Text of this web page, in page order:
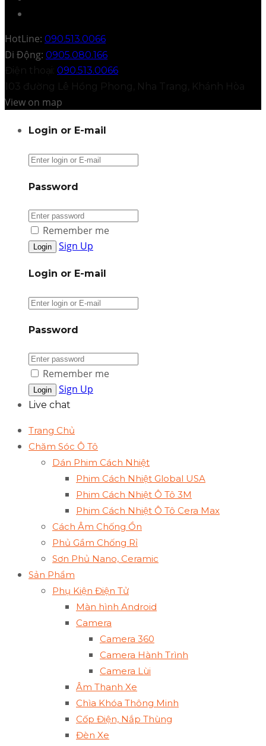
HotLine: 090.513.0066
Di Động: 0905.080.166
Điện thoại: 090.513.0066
103 đường Lê Hồng Phong, Nha Trang, Khánh Hòa
View on map
Login or E-mail
Password
Remember me
Sign Up
Login or E-mail
Password
Remember me
Sign Up
Live chat
Trang Chủ
Chăm Sóc Ô Tô
Dán Phim Cách Nhiệt
Phim Cách Nhiệt Global USA
Phim Cách Nhiệt Ô Tô 3M
Phim Cách Nhiệt Ô Tô Cera Max
Cách Âm Chống Ồn
Phủ Gầm Chống Rỉ
Sơn Phủ Nano, Ceramic
Sản Phẩm
Phụ Kiện Điện Tử
Màn hình Android
Camera
Camera 360
Camera Hành Trình
Camera Lùi
Âm Thanh Xe
Chìa Khóa Thông Minh
Cốp Điện, Nắp Thùng
Đèn Xe